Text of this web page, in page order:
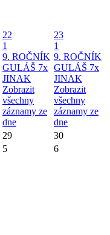
22
1
9. ROČNÍK
GULÁŠ 7x
JINAK
Zobrazit
všechny
záznamy ze
dne
23
1
9. ROČNÍK
GULÁŠ 7x
JINAK
Zobrazit
všechny
záznamy ze
dne
29
30
5 6